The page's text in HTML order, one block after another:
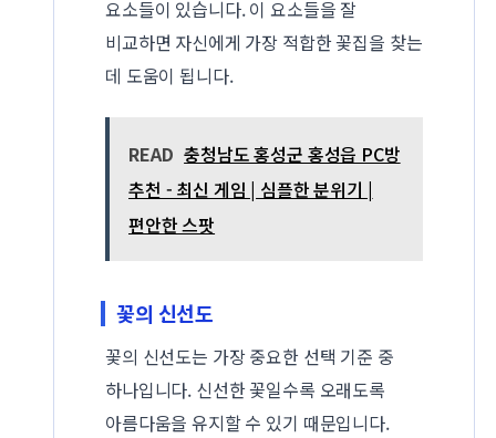
요소들이 있습니다. 이 요소들을 잘
비교하면 자신에게 가장 적합한 꽃집을 찾는
데 도움이 됩니다.
READ 충청남도 홍성군 홍성읍 PC방
추천 - 최신 게임 | 심플한 분위기 |
편안한 스팟
꽃의 신선도
꽃의 신선도는 가장 중요한 선택 기준 중
하나입니다. 신선한 꽃일수록 오래도록
아름다움을 유지할 수 있기 때문입니다.